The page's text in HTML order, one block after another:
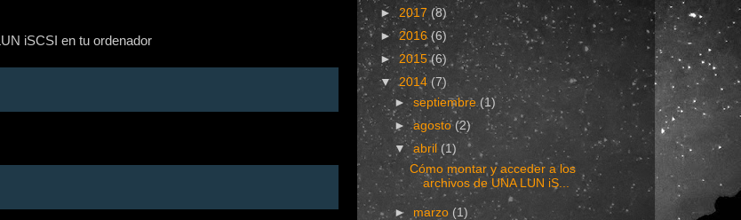
iSCSI en tu ordenador
► 2017 (8)
►2016 (6)
► 2015(6)
▼2014(7)
►septiembre (1)
►agosto (2)
▼abril (1)
Cómo montar y acceder a los
archivos de UNA LUN iS...
► marzo (1)